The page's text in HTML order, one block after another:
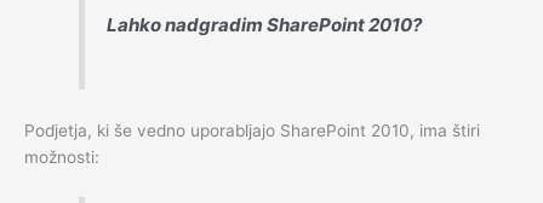
Lahko nadgradim SharePoint 2010?
Podjetja, ki še vedno uporabljajo SharePoint 2010, ima štiri
možnosti: